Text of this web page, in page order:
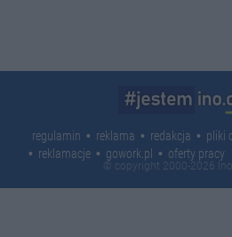
regulamin reklama redakcja pliki
reklamacje
gowork.pl oferty pracy
© copyright 2000-2026